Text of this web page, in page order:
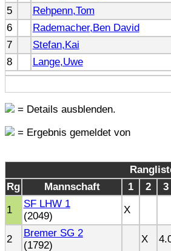
5
Rehpenn,Tom
6
Rademacher,Ben David
7
Stefan,Kai
8
Lange,Uwe
= Details ausblenden.
= Ergebnis gemeldet von
Rg
Mannschaft 1 2 3
1
SF LHW 1
(2049)
X
2
Bremer SG 2
(1792)
X